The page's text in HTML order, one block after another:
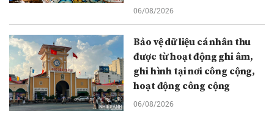
06/08/2026
Bảo vệ dữ liệu cá nhân thu
được từ hoạt động ghi âm,
ghi hình tại nơi công cộng,
hoạt động công cộng
06/08/2026